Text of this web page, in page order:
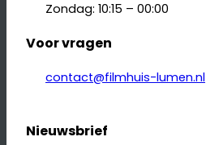
Zondag: 10:15 – 00:00
Voor vragen
contact@filmhuis-lumen.nl
Nieuwsbrief